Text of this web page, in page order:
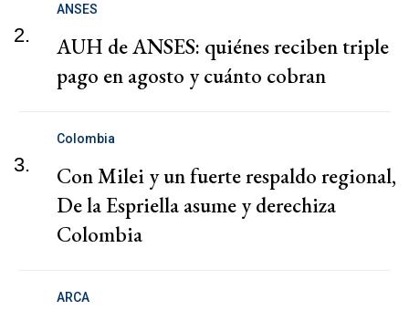
2.
ANSES
AUH de ANSES: quiénes reciben triple
pago en agosto y cuánto cobran
3.
Colombia
Con Milei y un fuerte respaldo regional,
De la Espriella asume y derechiza
Colombia
ARCA